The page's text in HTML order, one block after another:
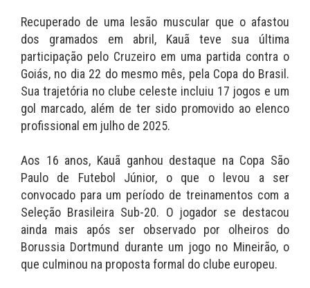
Recuperado de uma lesão muscular que o afastou
dos gramados em abril, Kauã teve sua última
participação pelo Cruzeiro em uma partida contra o
Goiás, no dia 22 do mesmo mês, pela Copa do Brasil.
Sua trajetória no clube celeste incluiu 17 jogos e um
gol marcado, além de ter sido promovido ao elenco
profissional em julho de 2025.
Aos 16 anos, Kauã ganhou destaque na Copa São
Paulo de Futebol Júnior, o que o levou a ser
convocado para um período de treinamentos com a
Seleção Brasileira Sub-20. O jogador se destacou
ainda mais após ser observado por olheiros do
Borussia Dortmund durante um jogo no Mineirão, o
que culminou na proposta formal do clube europeu.